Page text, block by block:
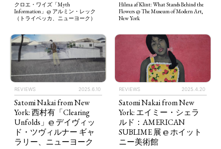
クロエ・ワイズ「Myth
Information」@ アルミン・レック
（トライベッカ、ニューヨーク）
Hilma af Klint: What Stands Behind the
Flowers @ The Museum of Modern Art,
New York
REVIEWS 2025.6.10
Satomi Nakai from New
York: 西村有「Clearing
Unfolds」@ デイヴィッ
ド・ツヴィルナー ギャ
ラリー、ニューヨーク
REVIEWS 2025.4.20
Satomi Nakai from New
York: エイミー・シェラ
ルド：AMERICAN
SUBLIME 展 @ ホイット
ニー美術館